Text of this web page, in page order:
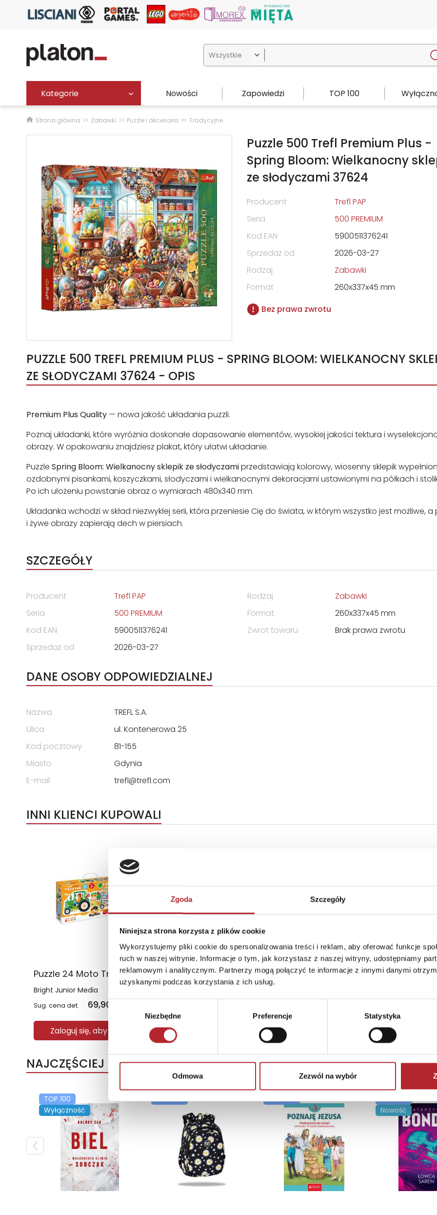
Zgoda Szczegóły
Niniejsza strona korzysta z plików cookie
Wykorzystujemy pliki cookie do spersonalizowania treści i reklam, aby oferować funkcje
ruch w naszej witrynie. Informacje o tym, jak korzystasz z naszej witryny, udostępniamy
reklamowym i analitycznym. Partnerzy mogą połączyć te informacje z innymi danymi
uzyskanymi podczas korzystania z ich usług.
Wybór
Niezbędne Preferencje Statystyka
Odmowa Zezwól na wybór

Kategorie Nowości Zapowiedzi TOP 100
Strona główna Zabawki Puzzle i akcesoria Tradycyjne
Puzzle 500 Trefl Premium Plus -
Spring Bloom: Wielkanocny
ze słodyczami 37624
Producent
Trefl PAP
Seria
500 PREMIUM
Kod EAN
5900511376241
Sprzedaż od
2026-03-27
Rodzaj
Zabawki
Format
260x337x45 mm
Bez prawa zwrotu
PUZZLE 500 TREFL PREMIUM PLUS - SPRING BLOOM: WIELKANOCNY
ZE SŁODYCZAMI 37624 - OPIS
Premium Plus Quality — nowa jakość układania puzzli.
Poznaj układanki, które wyróżnia doskonałe dopasowanie elementów, wysokiej jakości tektura i
obrazy. W opakowaniu znajdziesz plakat, który ułatwi układanie.
Puzzle Spring Bloom: Wielkanocny sklepik ze słodyczamiprzedstawiają kolorowy, wiosenny sklepik
ozdobnymi pisankami, koszyczkami, słodyczami i wielkanocnymi dekoracjami ustawionymi na półkach i
Po ich ułożeniu powstanie obraz o wymiarach 480x340 mm.
Układanka wchodzi w skład niezwykłej serii, która przeniesie Cię do świata, w którym wszystko jest możliwe, a
i żywe obrazy zapierają dech w piersiach.
SZCZEGÓŁY
Producent
Trefl PAP
Seria
500 PREMIUM
Kod EAN
5900511376241
Sprzedaż od
2026-03-27
Rodzaj
Zabawki
Format
260x337x45 mm
Zwrot towaru
Brak prawa zwrotu
DANE OSOBY ODPOWIEDZIALNEJ
Nazwa
TREFL S.A.
Ulica
ul. Kontenerowa 25
Kod pocztowy
81-155
Miasto
Gdynia
E-mail
trefl@trefl.com
INNI KLIENCI KUPOWALI
Puzzle 24 Moto Traktor CzuCzu
Bright Junior Media
Sug. cena det. 69,90
Zaloguj się, aby kupić
NAJCZĘŚCIEJ KUPOWANE
TOP 100
Wyłączność
TOP 100 TOP 100
TOP 100
Nowość